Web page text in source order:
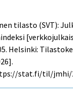
tilasto (SVT):
Helsinki:
stat.fi/til/jmhi/